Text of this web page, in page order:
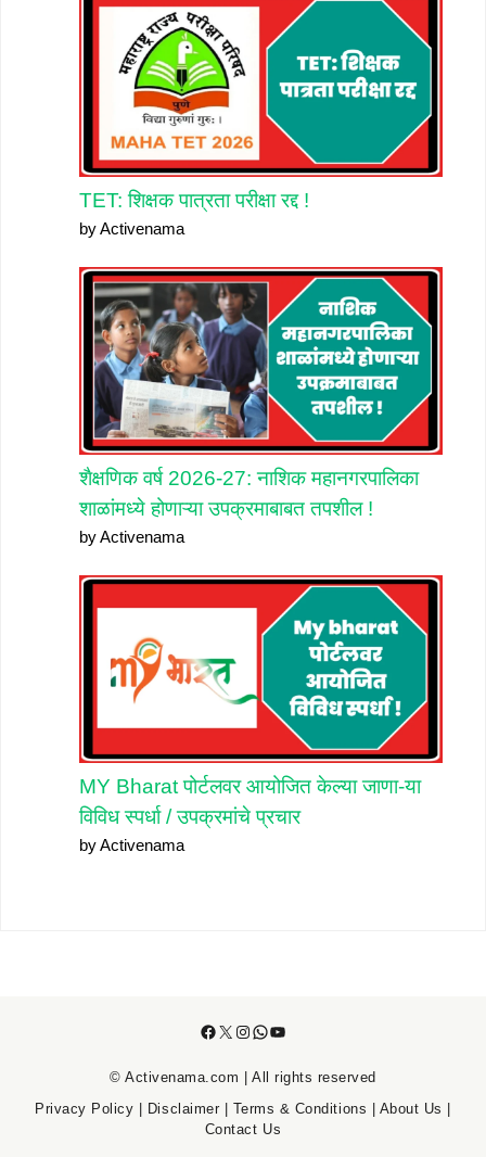
TET: शिक्षक पात्रता परीक्षा रद्द !
by Activenama
शैक्षणिक वर्ष 2026-27: नाशिक महानगरपालिका
शाळांमध्ये होणाऱ्या उपक्रमाबाबत तपशील !
by Activenama
MY Bharat पोर्टलवर आयोजित केल्या जाणा-या
विविध स्पर्धा / उपक्रमांचे प्रचार
by Activenama
Facebook
X Instagram
WhatsApp
YouTube
© Activenama.com | All rights reserved
Privacy Policy
Disclaimer Terms & Conditions About Us
Contact Us